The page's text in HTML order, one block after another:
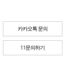
카카오톡 문의
1:1문의하기